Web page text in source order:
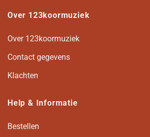
Over 123koormuziek
Over 123koormuziek
Contact gegevens
Klachten
Help & Informatie
Bestellen